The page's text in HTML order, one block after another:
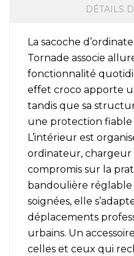
DÉTAILS
La sacoche
Tornade associe
fonctionnalité
effet croco apporte
tandis que sa
une protection fiable
L’intérieur est
ordinateur, chargeur
compromis sur la
bandoulière réglable
soignées, elle
déplacements
urbains. Un
celles et ceux qui